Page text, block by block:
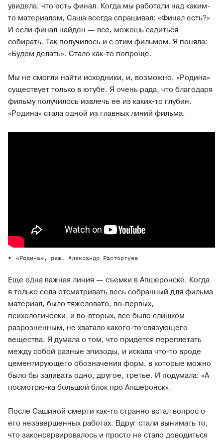
увидела, что есть финал. Когда мы работали над каким-
то материалом, Саша всегда спрашивал: «Финал есть?»
И если финал найден — все, можешь садиться
собирать. Так получилось и с этим фильмом. Я поняла:
«Будем делать». Стало как-то попроще.
Мы не смогли найти исходники, и, возможно, «Родина»
существует только в ютубе. Я очень рада, что благодаря
фильму получилось извлечь ее из каких-то глубин.
«Родина» стала одной из главных линий фильма.
«Родина», реж. Александр Расторгуев
Еще одна важная линия — съемки в Апшеронске. Когда
я только села отсматривать весь собранный для фильма
материал, было тяжеловато, во-первых,
психологически, и во-вторых, все было слишком
разрозненным, не хватало какого-то связующего
вещества. Я думала о том, что придется переплетать
между собой разные эпизоды, и искала что-то вроде
цементирующего обозначения форм, в которые можно
было бы заливать одно, другое, третье. И подумала: «А
посмотрю-ка большой блок про Апшеронск».
После Сашиной смерти как-то странно встал вопрос о
его незавершенных работах. Вдруг стали вынимать то,
что законсервировалось и просто не стало доводиться